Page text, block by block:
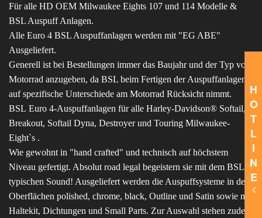
H
O
T
L
I
N
E
Für alle HD OEM Milwaukee Eights 107 und 114 Modelle &
BSL Auspuff Anlagen.
Alle Euro 4 BSL Auspuffanlagen werden mit "EG ABE"
Ausgeliefert.
Generell ist bei Bestellungen immer das Baujahr und der Typ vom
Motorrad anzugeben, da BSL beim Fertigen der Auspuffanlagen
auf spezifische Unterschiede am Motorrad Rücksicht nimmt.
BSL Euro 4-Auspuffanlagen für alle Harley-Davidson® Softail,
Breakout, Softail Dyna, Destroyer und Touring Milwaukee-
Eight`s .
Wie gewohnt in "hand crafted" und technisch auf höchstem
Niveau gefertigt. Absolut road legal begeistern sie mit dem BSL-
typischen Sound! Ausgeliefert werden die Auspuffsysteme in den
Oberflächen polished, chrome, black, Outline und Satin sowie mit
Haltekit, Dichtungen und Small Parts. Zur Auswahl stehen zudem